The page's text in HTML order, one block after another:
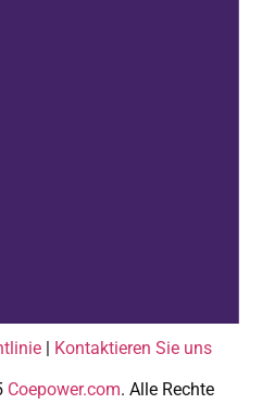
| Kontaktieren Sie uns
Coepower.com. Alle Rechte